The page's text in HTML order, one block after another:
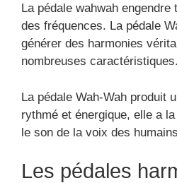
La pédale wahwah
des fréquences. La pédale
générer des harmonies
nombreuses caractéristiques.
La pédale Wah-Wah produit
rythmé et énergique, elle a
le son de la voix des
Les pédales